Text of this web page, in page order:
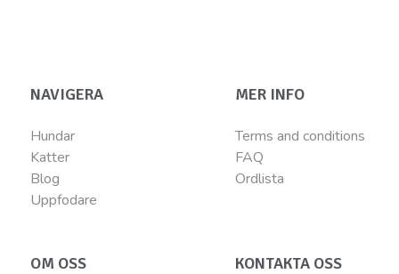
NAVIGERA
Hundar
Katter
Blog
Uppfodare
MER INFO
Terms and conditions
FAQ
Ordlista
OM OSS KONTAKTA OSS